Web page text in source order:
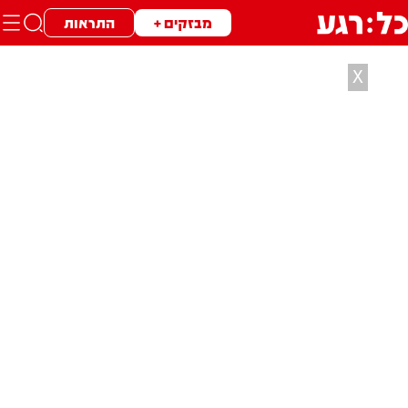
מבזקים + התראות
X